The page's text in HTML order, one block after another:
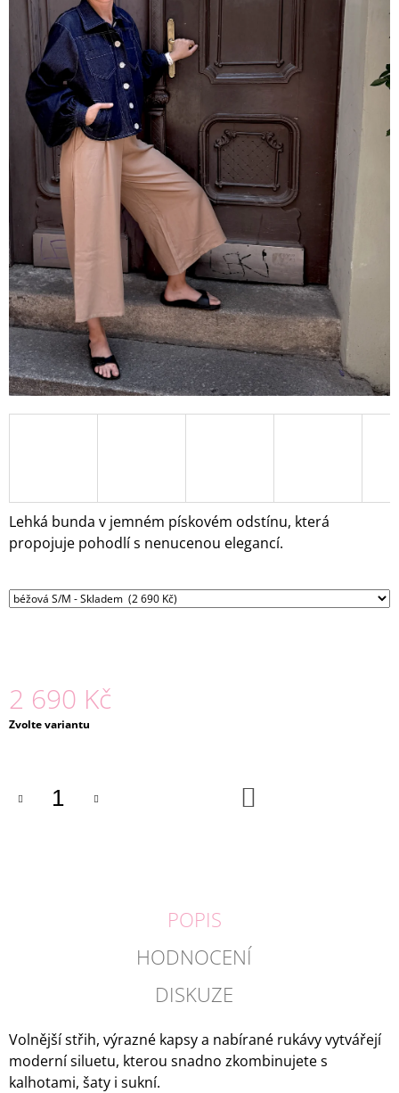
Lehká bunda v jemném pískovém odstínu, která
propojuje pohodlí s nenucenou elegancí.
2 690 Kč
Měrná
Zvolte variantu
POPIS
HODNOCENÍ
DISKUZE
Volnější střih, výrazné kapsy a nabírané rukávy vytvářejí
moderní siluetu, kterou snadno zkombinujete s
kalhotami, šaty i sukní.
A
T
HLEDAT
D
O
P
O
R
U
Č
U
J
MIDI
SUKNĚ
KHAKI
Původně:
1